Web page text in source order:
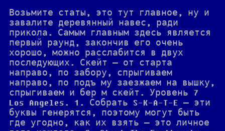
Возьмите статы, это тут главное, ну и
завалите деревянный навес, ради
прикола. Самым главным здесь является
первый раунд, закончив его очень
хорошо, можно расслабится в двух
последующих. Скейт — от старта
направо, по забору, спрыгиваем
направо, по подъ му заезжаем на вышку,
спрыгиваем и бер м скейт. Уровень 7
Los Angeles. 1. Собрать S-K-A-T-E — эти
буквы генерятся, поэтому могут быть
где угодно, как их взять — это личное